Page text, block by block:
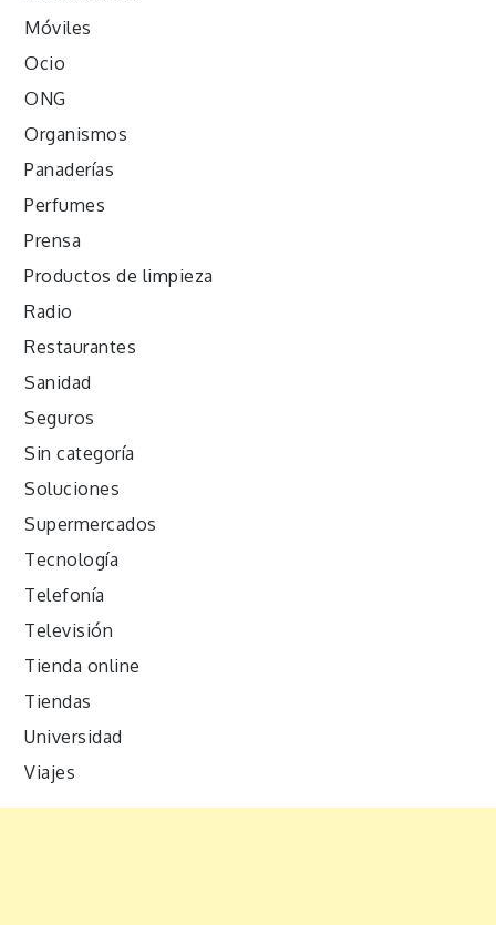
Móviles
Ocio
ONG
Organismos
Panaderías
Perfumes
Prensa
Productos de limpieza
Radio
Restaurantes
Sanidad
Seguros
Sin categoría
Soluciones
Supermercados
Tecnología
Telefonía
Televisión
Tienda online
Tiendas
Universidad
Viajes